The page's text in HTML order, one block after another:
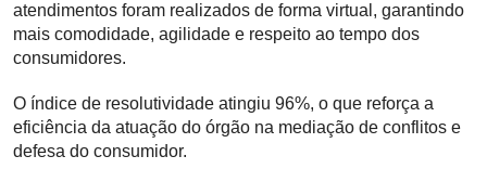
atendimentos foram realizados de forma virtual, garantindo
mais comodidade, agilidade e respeito ao tempo dos
consumidores.
O índice de resolutividade atingiu 96%, o que reforça a
eficiência da atuação do órgão na mediação de conflitos e
defesa do consumidor.